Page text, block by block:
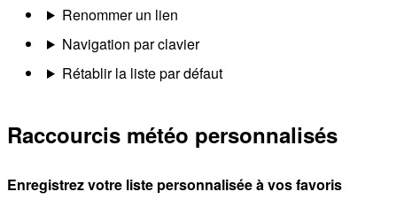
Renommer un lien
Navigation par clavier
Rétablir la liste par défaut
Raccourcis météo personnalisés
Enregistrez votre liste personnalisée à vos favoris